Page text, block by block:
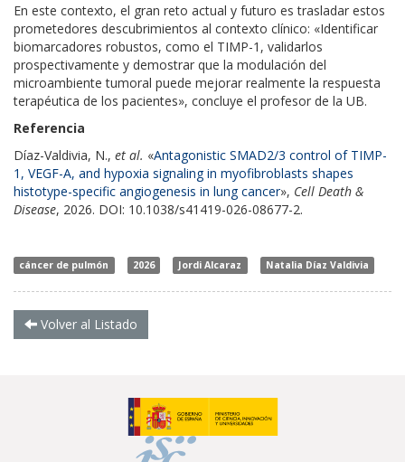
En este contexto, el gran reto actual y futuro es trasladar estos
prometedores descubrimientos al contexto clínico: «Identificar
biomarcadores robustos, como el TIMP-1, validarlos
prospectivamente y demostrar que la modulación del
microambiente tumoral puede mejorar realmente la respuesta
terapéutica de los pacientes», concluye el profesor de la UB.
Referencia
Díaz-Valdivia, N., et al. «Antagonistic SMAD2/3 control of TIMP-
1, VEGF-A, and hypoxia signaling in myofibroblasts shapes
histotype-specific angiogenesis in lung cancer», Cell Death &
Disease, 2026. DOI: 10.1038/s41419-026-08677-2.
cáncer de pulmón 2026 Jordi Alcaraz Natalia Díaz Valdivia
Volver al Listado